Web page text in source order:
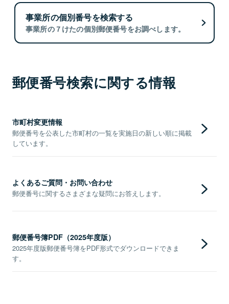
事業所の個別番号を検索する
事業所の７けたの個別郵便番号をお調べします。
郵便番号検索に関する情報
市町村変更情報
郵便番号を公表した市町村の一覧を実施日の新しい順に掲載
しています。
よくあるご質問・お問い合わせ
郵便番号に関するさまざまな疑問にお答えします。
郵便番号簿PDF（2025年度版）
2025年度版郵便番号簿をPDF形式でダウンロードできま
す。